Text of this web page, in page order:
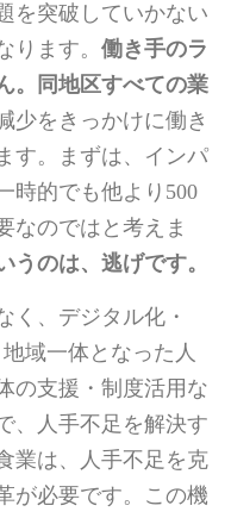
を突破していかない
ります。 働き手のラ
。同地区すべての業
少をきっかけに働き
す。まずは、インパ
時的でも他より500
なのではと考えま
うのは、逃げです。
く、デジタル化・
域一体となった人
の支援・制度活用な
、人手不足を解決す
業は、人手不足を克
が必要です。この機